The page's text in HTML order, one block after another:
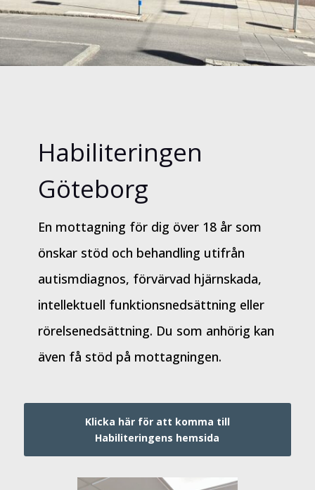
Habiliteringen
Göteborg
En mottagning för dig över 18 år som
önskar stöd och behandling utifrån
autismdiagnos, förvärvad hjärnskada,
intellektuell funktionsnedsättning eller
rörelsenedsättning. Du som anhörig kan
även få stöd på mottagningen.
Klicka här för att komma till
Habiliteringens hemsida